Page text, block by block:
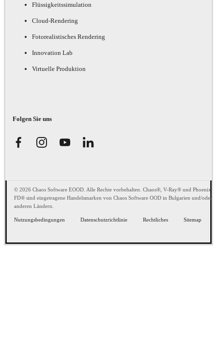
Flüssigkeitssimulation
Cloud-Rendering
Fotorealistisches Rendering
Innovation Lab
Virtuelle Produktion
Folgen Sie uns
© 2026 Chaos Software EOOD. Alle Rechte vorbehalten. Chaos®, V-Ray® und Phoenix
FD® sind eingetragene Handelsmarken von Chaos Software OOD in Bulgarien und/oder
anderen Ländern.
Nutzungsbedingungen Datenschutzrichtlinie Rechtliches Sitemap